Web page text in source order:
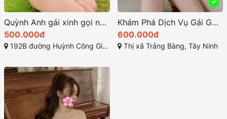
Quỳnh Anh gái xinh gọi ngay cho em ở 192B đường Huỳnh Công Giản, Khu phố 1, Tây Ninh
500.000đ
192B đường Huỳnh Công Giản, Khu phố 1, Tây Ninh, Việt Nam
Khám Phá Dịch Vụ Gái Gọi Trảng Bàng Tại Tây Ninh
600.000đ
Thị xã Trảng Bàng, Tây Ninh